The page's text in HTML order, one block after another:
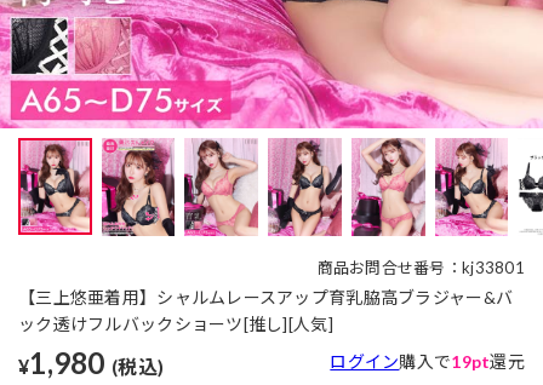
商品お問合せ番号：kj33801
【三上悠亜着用】シャルムレースアップ育乳脇高ブラジャー&バ
ック透けフルバックショーツ[推し][人気]
¥1,980 (税込) ログイン購入で19pt還元